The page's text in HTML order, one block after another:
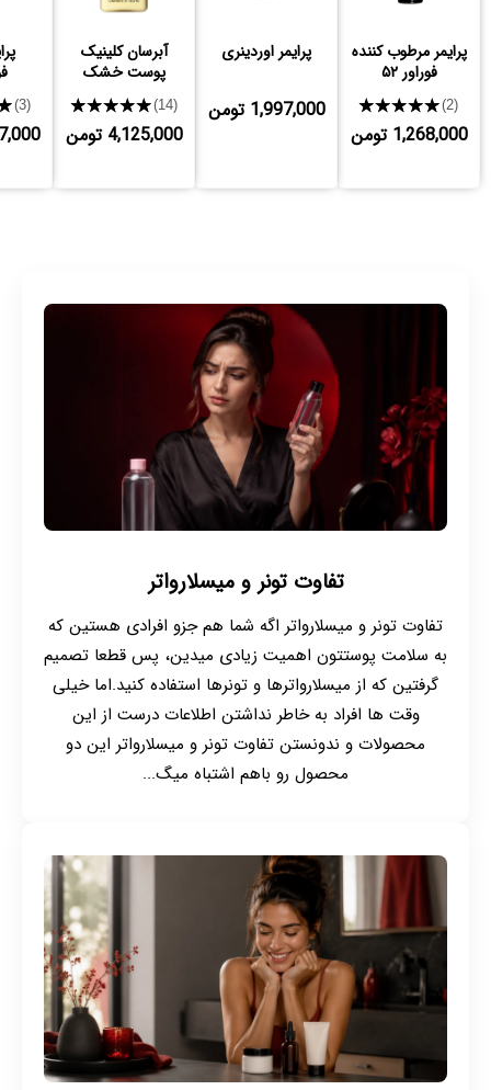
پرایمر مرطوب کننده
فوراور ۵۲
★★★★★(2)
1,268,000 تومن
پرایمر اوردینری
1,997,000 تومن
آبرسان کلینیک
پوست خشک
★★★★★(14)
4,125,000 تومن
(3)
تفاوت تونر و میسلارواتر
تفاوت تونر و میسلارواتر اگه شما هم جزو افرادی هستین که
به سلامت پوستتون اهمیت زیادی میدین، پس قطعا تصمیم
گرفتین که از میسلارواترها و تونرها استفاده کنید.اما خیلی
وقت ها افراد به خاطر نداشتن اطلاعات درست از این
محصولات و ندونستن تفاوت تونر و میسلارواتر این دو
محصول رو باهم اشتباه میگ...